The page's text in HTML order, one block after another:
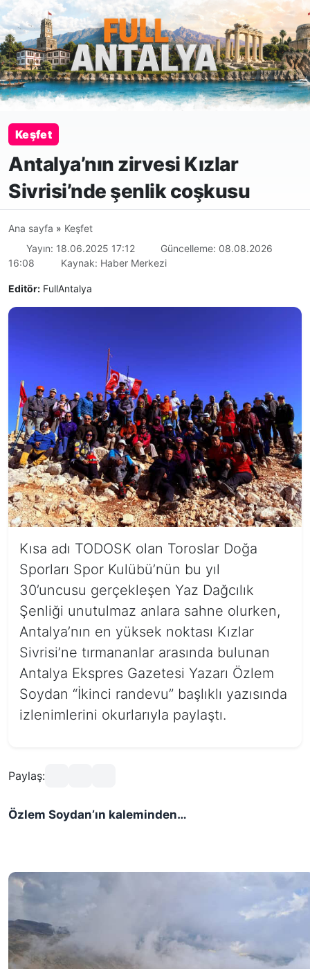
Keşfet
Antalya’nın zirvesi Kızlar
Sivrisi’nde şenlik coşkusu
Ana sayfa » Keşfet
Yayın: 18.06.2025 17:12
Güncelleme: 08.08.2026
16:08
Kaynak: Haber Merkezi
Editör: FullAntalya
Kısa adı TODOSK olan Toroslar Doğa
Sporları Spor Kulübü’nün bu yıl
30’uncusu gerçekleşen Yaz Dağcılık
Şenliği unutulmaz anlara sahne olurken,
Antalya’nın en yüksek noktası Kızlar
Sivrisi’ne tırmananlar arasında bulunan
Antalya Ekspres Gazetesi Yazarı Özlem
Soydan “İkinci randevu” başlıklı yazısında
izlenimlerini okurlarıyla paylaştı.
Paylaş:
Özlem Soydan’ın kaleminden…